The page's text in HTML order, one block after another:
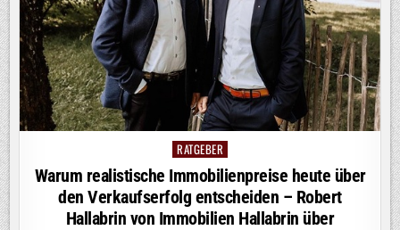
Posted
in
RATGEBER
Warum realistische Immobilienpreise heute über
den Verkaufserfolg entscheiden – Robert
Hallabrin von Immobilien Hallabrin über